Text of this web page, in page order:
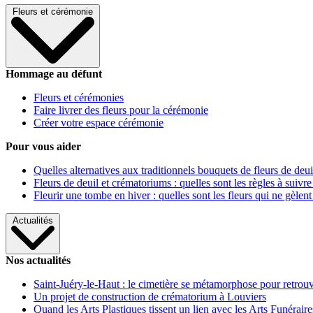
Fleurs et cérémonie
Hommage au défunt
Fleurs et cérémonies
Faire livrer des fleurs pour la cérémonie
Créer votre espace cérémonie
Pour vous aider
Quelles alternatives aux traditionnels bouquets de fleurs de
Fleurs de deuil et crématoriums : quelles sont les règles à
Fleurir une tombe en hiver : quelles sont les fleurs qui ne gèlent
Actualités
Nos actualités
Saint-Juéry-le-Haut : le cimetière se métamorphose pour
Un projet de construction de crématorium à Louviers
Quand les Arts Plastiques tissent un lien avec les Arts